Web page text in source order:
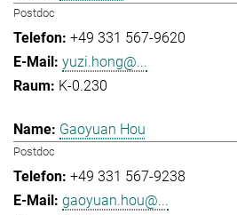
Postdoc
+49 331 567-9620
yuzi.hong@...
K-0.230
Gaoyuan Hou
Postdoc
+49 331 567-9238
gaoyuan.hou@...